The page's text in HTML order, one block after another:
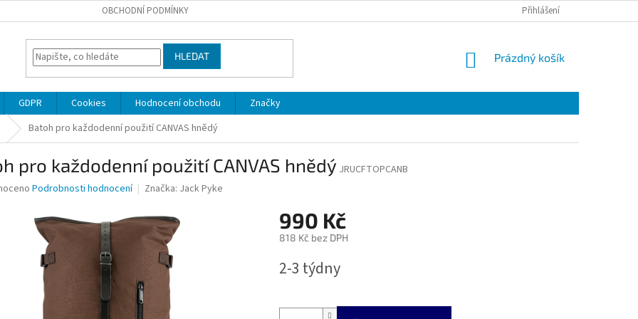
OBCHODNÍ PODMÍNKY Přihlášení
HLEDAT
NÁKUPNÍ
Prázdný košík
GDPR Cookies Hodnocení obchodu
Značky
Batoh pro každodenní použití CANVAS hnědý
pro každodenní použití CANVAS hnědý JRUCFTOPCANB
Podrobnosti hodnocení Značka: Jack Pyke
990 Kč
818 Kč bez DPH
cena:
2-3 týdny